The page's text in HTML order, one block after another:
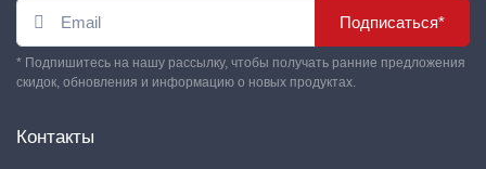
Подписаться*
* Подпишитесь на нашу рассылку, чтобы получать ранние предложения
скидок, обновления и информацию о новых продуктах.
Контакты